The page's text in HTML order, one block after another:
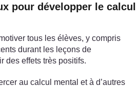
pour développer le calcul
tous les élèves, y compris
durant les leçons de
des effets très positifs.
au calcul mental et à d’autres